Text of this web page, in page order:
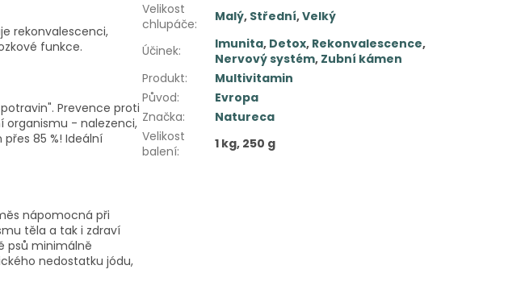
rekonvalescenci,
funkce.
Prevence proti
organismu - nalezenci,
85 %! Ideální
nápomocná při
těla a tak i zdraví
psů minimálně
nedostatku jódu,
Velikost
chlupáče: Malý, Střední,Velký
Účinek: Imunita, Detox, Rekonvalescence,
Nervový systém, Zubní kámen
Produkt:
Multivitamin
Původ:
Evropa
Značka:
Natureca
Velikost
balení: 1 kg, 250 g